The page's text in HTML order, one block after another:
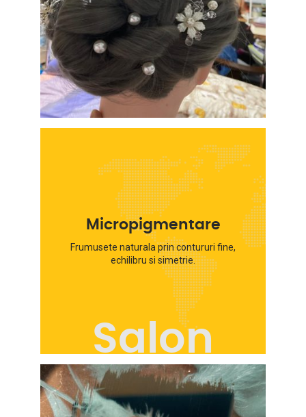
Salon
Micropigmentare
Frumusete naturala prin contururi fine,
echilibru si simetrie.